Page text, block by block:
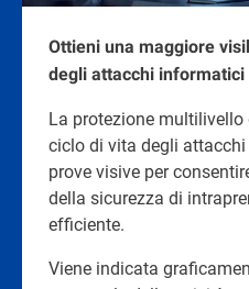
Ottieni una maggiore
degli attacchi informatici
La protezione
ciclo di vita degli
prove visive per
della sicurezza di
efficiente.
Viene indicata